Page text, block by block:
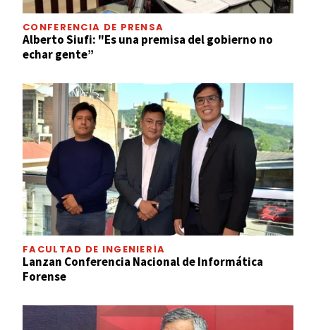
CONFERENCIA DE PRENSA
Alberto Siufi: "Es una premisa del gobierno no
echar gente”
FACULTAD DE INGENIERÍA
Lanzan Conferencia Nacional de Informática
Forense